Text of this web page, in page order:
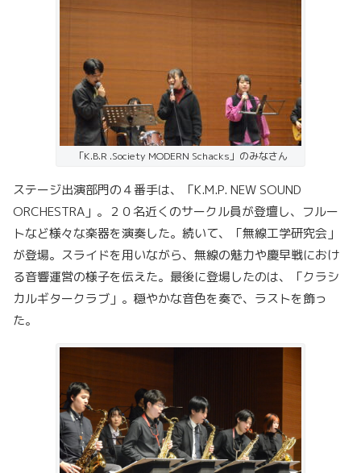
「K.B.R .Society MODERN Schacks」のみなさん
ステージ出演部門の４番手は、「K.M.P. NEW SOUND
ORCHESTRA」。２０名近くのサークル員が登壇し、フルー
トなど様々な楽器を演奏した。続いて、「無線工学研究会」
が登場。スライドを用いながら、無線の魅力や慶早戦におけ
る音響運営の様子を伝えた。最後に登場したのは、「クラシ
カルギタークラブ」。穏やかな音色を奏で、ラストを飾っ
た。